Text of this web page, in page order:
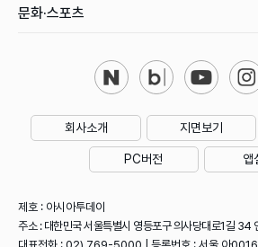
문화·스포츠
회사소개 지면보기
PC버전 앱
제호 : 아시아투데이
주소 : 대한민국 서울특별시 영등포구 의사당대로1길 34